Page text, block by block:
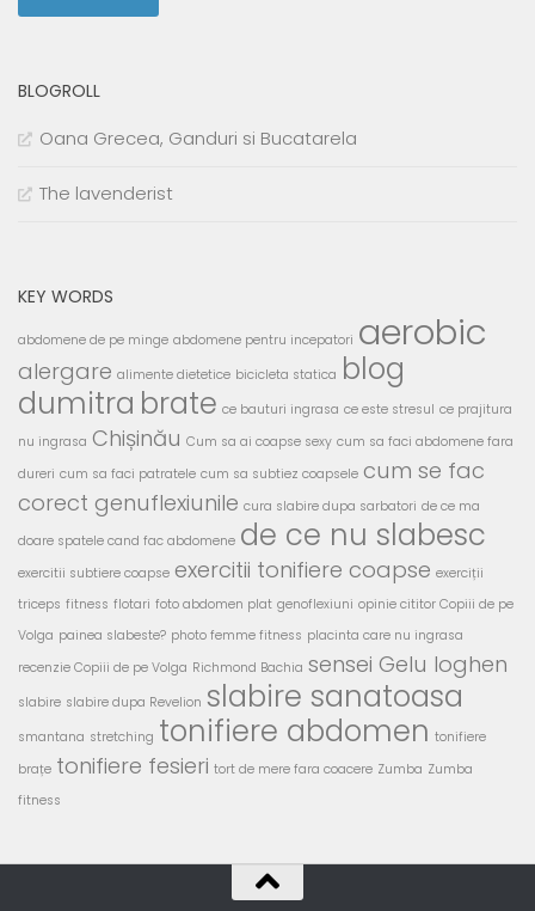
BLOGROLL
Oana Grecea, Ganduri si Bucatarela
The lavenderist
KEY WORDS
abdomene de pe minge abdomene pentru incepatori aerobic
alergare alimente dietetice bicicleta statica blog
dumitra brate ce bauturi ingrasa ce este stresul ce prajitura
nu ingrasa Chișinău Cum sa ai coapse sexy cum sa faci abdomene fara
dureri cum sa faci patratele cum sa subtiez coapsele cum se fac
corect genuflexiunile cura slabire dupa sarbatori de ce ma
doare spatele cand fac abdomene de ce nu slabesc
exercitii subtiere coapse exercitii tonifiere coapse exerciții
triceps fitness flotari foto abdomen plat genoflexiuni opinie cititor Copiii de pe
Volga painea slabeste? photo femme fitness placinta care nu ingrasa
recenzie Copiii de pe Volga Richmond Bachia sensei Gelu Ioghen
slabire slabire dupa Revelion slabire sanatoasa
smantana stretching tonifiere abdomen tonifiere
brațe tonifiere fesieri tort de mere fara coacere Zumba Zumba
fitness